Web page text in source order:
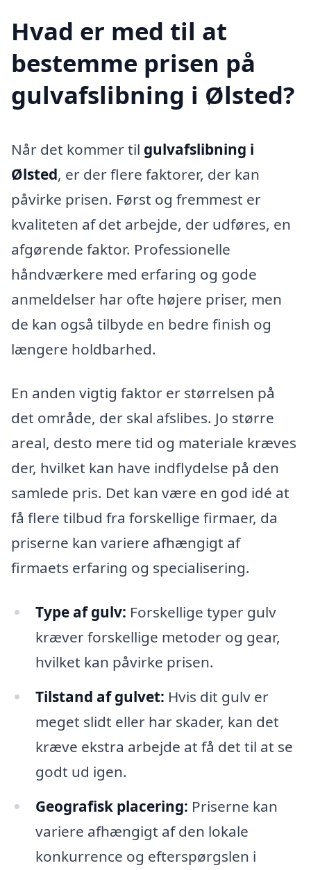
Hvad er med til at
bestemme prisen på
gulvafslibning i Ølsted?
Når det kommer til gulvafslibning i
Ølsted, er der flere faktorer, der kan
påvirke prisen. Først og fremmest er
kvaliteten af det arbejde, der udføres, en
afgørende faktor. Professionelle
håndværkere med erfaring og gode
anmeldelser har ofte højere priser, men
de kan også tilbyde en bedre finish og
længere holdbarhed.
En anden vigtig faktor er størrelsen på
det område, der skal afslibes. Jo større
areal, desto mere tid og materiale kræves
der, hvilket kan have indflydelse på den
samlede pris. Det kan være en god idé at
få flere tilbud fra forskellige firmaer, da
priserne kan variere afhængigt af
firmaets erfaring og specialisering.
Type af gulv: Forskellige typer gulv
kræver forskellige metoder og gear,
hvilket kan påvirke prisen.
Tilstand af gulvet: Hvis dit gulv er
meget slidt eller har skader, kan det
kræve ekstra arbejde at få det til at se
godt ud igen.
Geografisk placering: Priserne kan
variere afhængigt af den lokale
konkurrence og efterspørgslen i